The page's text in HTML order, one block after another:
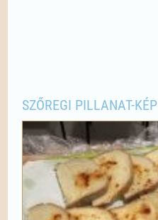
SZŐREGI PILLANAT-KÉP